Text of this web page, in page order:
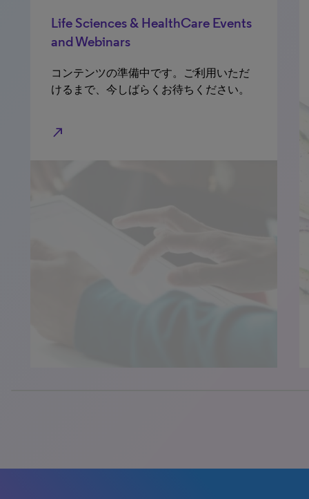
Life Sciences & HealthCare Events
and Webinars
コンテンツの準備中です。ご利用いただ
けるまで、今しばらくお待ちください。
north_east